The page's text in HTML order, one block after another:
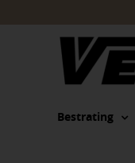
Bestrating